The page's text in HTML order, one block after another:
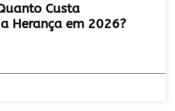
Custa
Herança em 2026?